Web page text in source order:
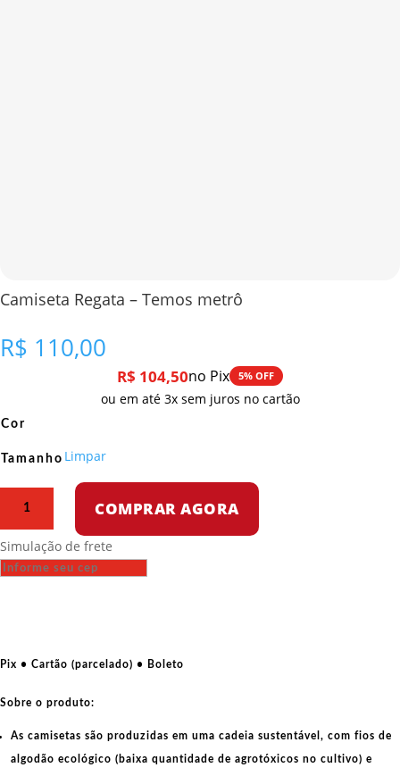
Camiseta Regata – Temos metrô
R$ 110,00
R$ 104,50no Pix 5% OFF
ou em até 3x sem juros no cartão
Cor
Tamanho Limpar
Temos
metrô
COMPRAR AGORA
Simulação de frete
Pix • Cartão (parcelado) • Boleto
Sobre o produto:
As camisetas são produzidas em uma cadeia sustentável, com fios de
algodão ecológico (baixa quantidade de agrotóxicos no cultivo) e